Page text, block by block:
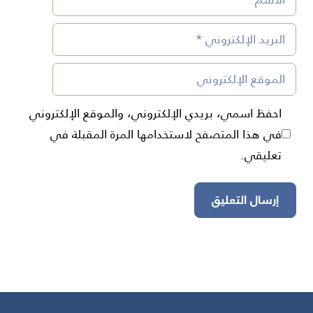
البريد
الإلكتروني
الموقع
الإلكتروني
احفظ اسمي، بريدي الإلكتروني، والموقع الإلكتروني
في هذا المتصفح لاستخدامها المرة المقبلة في
تعليقي.